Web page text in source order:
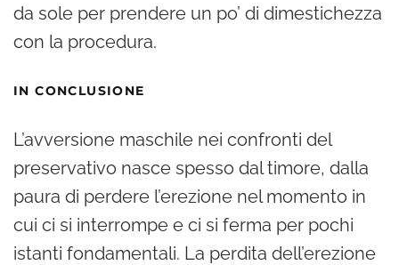
da sole per prendere un po’ di dimestichezza
con la procedura.
IN CONCLUSIONE
L’avversione maschile nei confronti del
preservativo nasce spesso dal timore, dalla
paura di perdere l’erezione nel momento in
cui ci si interrompe e ci si ferma per pochi
istanti fondamentali. La perdita dell’erezione